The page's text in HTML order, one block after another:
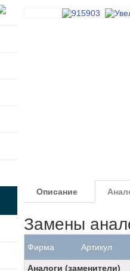
Описание
Замены
Фирма Артикул
Аналоги (заменители)